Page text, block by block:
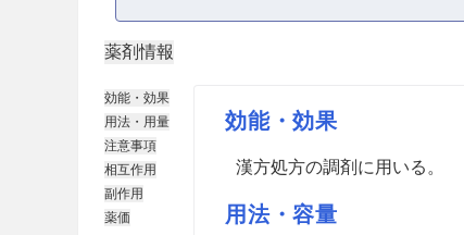
薬剤情報
効能・効果
用法・用量
注意事項
相互作用
副作用
薬価
効能・効果
漢方処方の調剤に用いる。
用法・容量